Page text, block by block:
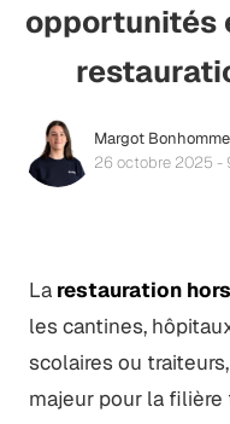
opportunités
Margot Bonhomme
26 octobre 2025 -
La restauration
les cantines,
scolaires ou
majeur pour la filière